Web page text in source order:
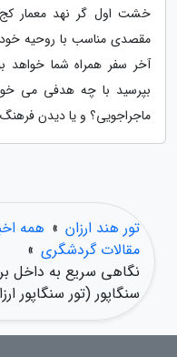
خشت اول گر نهد معمار کج
مقصدی مناسب با روحیه خود
آخر سفر همراه شما خواهد
بپرسید با چه هدفی می
ماجراجویی؟ و یا دیدن
تور هند ارزان » همه
مقالات گردشگری »
نگاهی سریع به داخل
سنگاپور (تور سنگاپور